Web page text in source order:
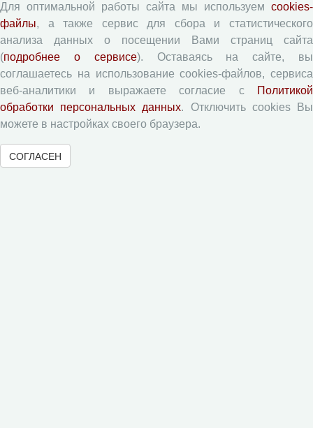
Типовой лицензионный договор
Согласие на обработку персональных данных
Авторские права
Приватность
Рецензентам
Памятка рецензенту
Форма рецензии
Для оптимальной работы сайта мы используем cookies-
файлы, а также сервис для сбора и статистического
анализа данных о посещении Вами страниц сайта
(подробнее о сервисе). Оставаясь на сайте, вы
соглашаетесь на использование cookies-файлов, сервиса
веб-аналитики и выражаете согласие с
Политикой
обработки персональных данных. Отключить cookies Вы
можете в настройках своего браузера.
СОГЛАСЕН